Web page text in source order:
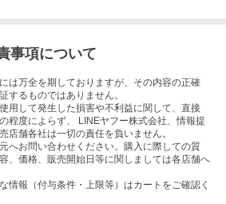
事項について
は万全を期しておりますが、その内容の正確
するものではありません。
用して発生した損害や不利益に関して、直接
程度によらず、 LINEヤフー株式会社、情報提
店舗各社は一切の責任を負いません。
へお問い合わせください。購入に際しての質
、価格、販売開始日等に関しましては各店舗へ
情報（付与条件・上限等）はカートをご確認く